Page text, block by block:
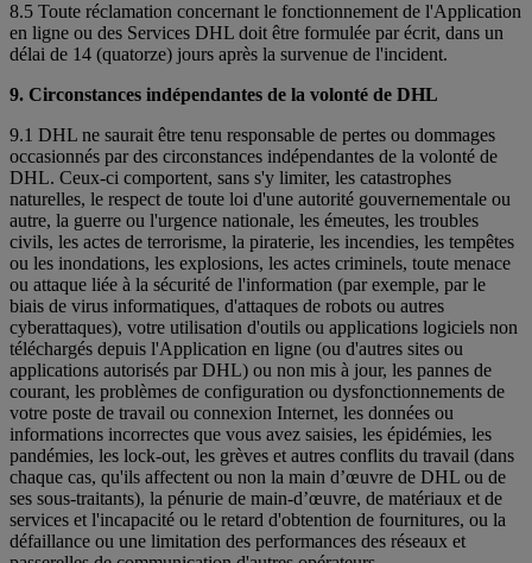
8.5 Toute réclamation concernant le fonctionnement de l'Application
en ligne ou des Services DHL doit être formulée par écrit, dans un
délai de 14 (quatorze) jours après la survenue de l'incident.
9. Circonstances indépendantes de la volonté de DHL
9.1 DHL ne saurait être tenu responsable de pertes ou dommages
occasionnés par des circonstances indépendantes de la volonté de
DHL. Ceux-ci comportent, sans s'y limiter, les catastrophes
naturelles, le respect de toute loi d'une autorité gouvernementale ou
autre, la guerre ou l'urgence nationale, les émeutes, les troubles
civils, les actes de terrorisme, la piraterie, les incendies, les tempêtes
ou les inondations, les explosions, les actes criminels, toute menace
ou attaque liée à la sécurité de l'information (par exemple, par le
biais de virus informatiques, d'attaques de robots ou autres
cyberattaques), votre utilisation d'outils ou applications logiciels non
téléchargés depuis l'Application en ligne (ou d'autres sites ou
applications autorisés par DHL) ou non mis à jour, les pannes de
courant, les problèmes de configuration ou dysfonctionnements de
votre poste de travail ou connexion Internet, les données ou
informations incorrectes que vous avez saisies, les épidémies, les
pandémies, les lock-out, les grèves et autres conflits du travail (dans
chaque cas, qu'ils affectent ou non la main d’œuvre de DHL ou de
ses sous-traitants), la pénurie de main-d’œuvre, de matériaux et de
services et l'incapacité ou le retard d'obtention de fournitures, ou la
défaillance ou une limitation des performances des réseaux et